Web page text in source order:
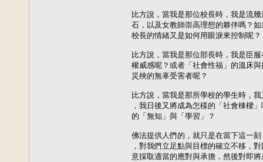
比方說，當我是那位校長時，我是流
石，以及女教師崇高理想的夥伴嗎？
校長的情緒又是如何用眼淚來控制呢？
比方說，當我是那位部長時，我是臣
權威感呢？或者「社會性福」的溫床
災殃的無辜受害者呢？
比方說，當我是那所學校的學生時，
，我日後又將成為怎樣的「社會棟樑
的「無知」與「學習」？
佛法提供人們的，就只是在當下這一
，對我們立足點與目標的確立不移，
意採取適當的應對與承擔，然後對即